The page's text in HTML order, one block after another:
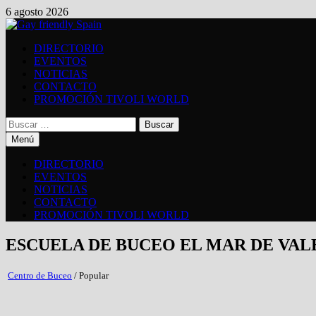
6 agosto 2026
DIRECTORIO
EVENTOS
NOTICIAS
CONTACTO
PROMOCIÓN TIVOLI WORLD
Menú
DIRECTORIO
EVENTOS
NOTICIAS
CONTACTO
PROMOCIÓN TIVOLI WORLD
ESCUELA DE BUCEO EL MAR DE
Centro de Buceo / Popular